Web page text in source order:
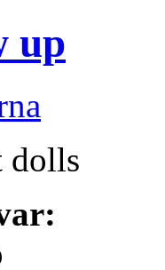
up
dolls